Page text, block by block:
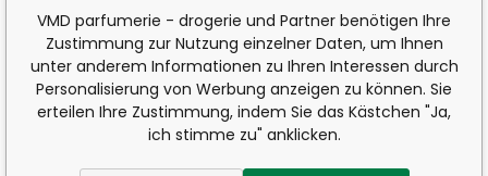
VMD parfumerie - drogerie und Partner benötigen Ihre
Zustimmung zur Nutzung einzelner Daten, um Ihnen
unter anderem Informationen zu Ihren Interessen durch
Personalisierung von Werbung anzeigen zu können. Sie
erteilen Ihre Zustimmung, indem Sie das Kästchen "Ja,
ich stimme zu" anklicken.